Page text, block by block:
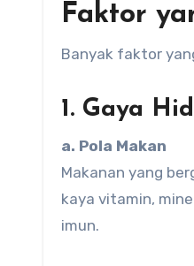
Faktor
Banyak faktor
1. Gaya
a. Pola Makan
Makanan yang
kaya vitamin,
imun.